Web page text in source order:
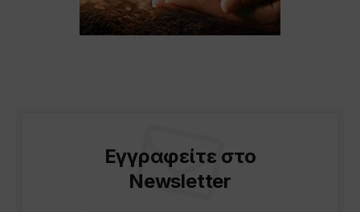
Εγγραφείτε στο
Newsletter